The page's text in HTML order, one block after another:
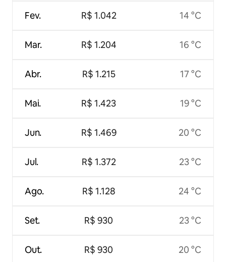
Fev.
Mar.
Abr.
Mai.
Jun.
Jul.
Ago.
Set.
Out.
R$ 1.042
R$ 1.204
R$ 1.215
R$ 1.423
R$ 1.469
R$ 1.372
R$ 1.128
R$ 930
R$ 930
14 °C
16 °C
17 °C
19 °C
20 °C
23 °C
24 °C
23 °C
20 °C